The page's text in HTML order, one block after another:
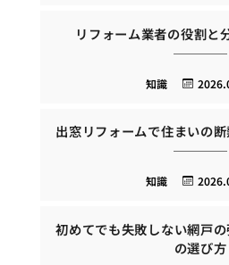
リフォーム業者の役割と
知識
出窓リフォームで住まいの
知識
初めてでも失敗しない網戸
の選び方